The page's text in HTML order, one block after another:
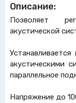
Описание:
Позволяет
акустической
акустическими
параллельное
Напряжение до